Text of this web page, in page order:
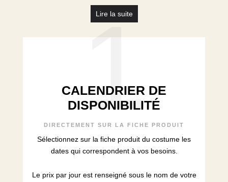
Lire la suite
1
CALENDRIER DE
DISPONIBILITÉ
DIRECTEMENT SUR LA FICHE PRODUIT
Sélectionnez sur la fiche produit du costume les
dates qui correspondent à vos besoins.
Le prix par jour est renseigné sous le nom de votre